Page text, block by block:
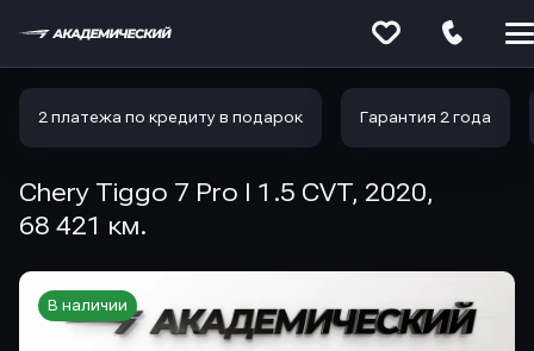
2 платежа по кредиту в подарок Гарантия 2 года
Chery Tiggo 7 Pro I 1.5 CVT, 2020,
68 421 км.
В наличии